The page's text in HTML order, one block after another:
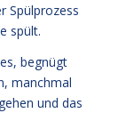
Spülprozess
spült.
begnügt
manchmal
und das